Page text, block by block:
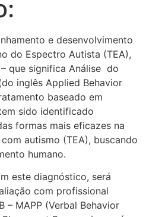
e desenvolvimento
do Espectro Autista (TEA),
que significa Análise do
inglês Applied Behavior
baseado em
sido identificado
formas mais eficazes na
autismo (TEA), buscando
humano.
este diagnóstico, será
com profissional
– MAPP (Verbal Behavior